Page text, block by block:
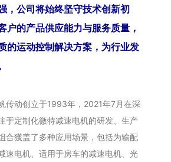
，公司将始终坚守技术创新初
户的产品供应能力与服务质量，
的运动控制解决方案，为行业发
传动创立于1993年，2021年7月在深
于定制化微特减速电机的研发、生产
合獲盖了多种应用场景，包括为输配
速电机、适用于房车的减速电机、光